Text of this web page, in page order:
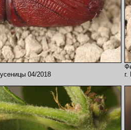
04/2018